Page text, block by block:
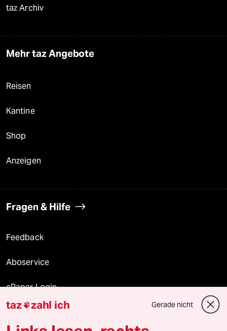
taz Archiv
Mehr taz Angebote
Reisen
Kantine
Shop
Anzeigen
Fragen & Hilfe
Feedback
Aboservice
ePaper Login
Downloads für Abonnierende
taz zahl ich Gerade nicht